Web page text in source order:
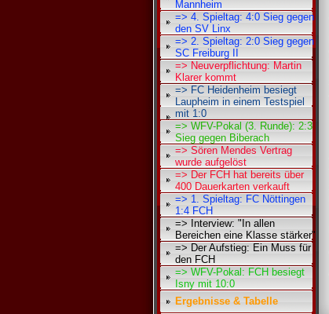
Mannheim
=> 4. Spieltag: 4:0 Sieg gegen
den SV Linx
=> 2. Spieltag: 2:0 Sieg gegen
SC Freiburg II
=> Neuverpflichtung: Martin
Klarer kommt
=> FC Heidenheim besiegt
Laupheim in einem Testspiel
mit 1:0
=> WFV-Pokal (3. Runde): 2:3
Sieg gegen Biberach
=> Sören Mendes Vertrag
wurde aufgelöst
=> Der FCH hat bereits über
400 Dauerkarten verkauft
=> 1. Spieltag: FC Nöttingen
1:4 FCH
=> Interview: "In allen
Bereichen eine Klasse stärker"
=> Der Aufstieg: Ein Muss für
den FCH
=> WFV-Pokal: FCH besiegt
Isny mit 10:0
Ergebnisse & Tabelle